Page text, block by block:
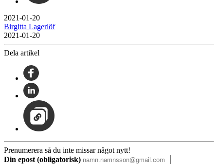
2021-01-20
Birgitta Lagerlöf
2021-01-20
Dela artikel
Prenumerera så du inte missar något nytt!
Din epost (obligatorisk)